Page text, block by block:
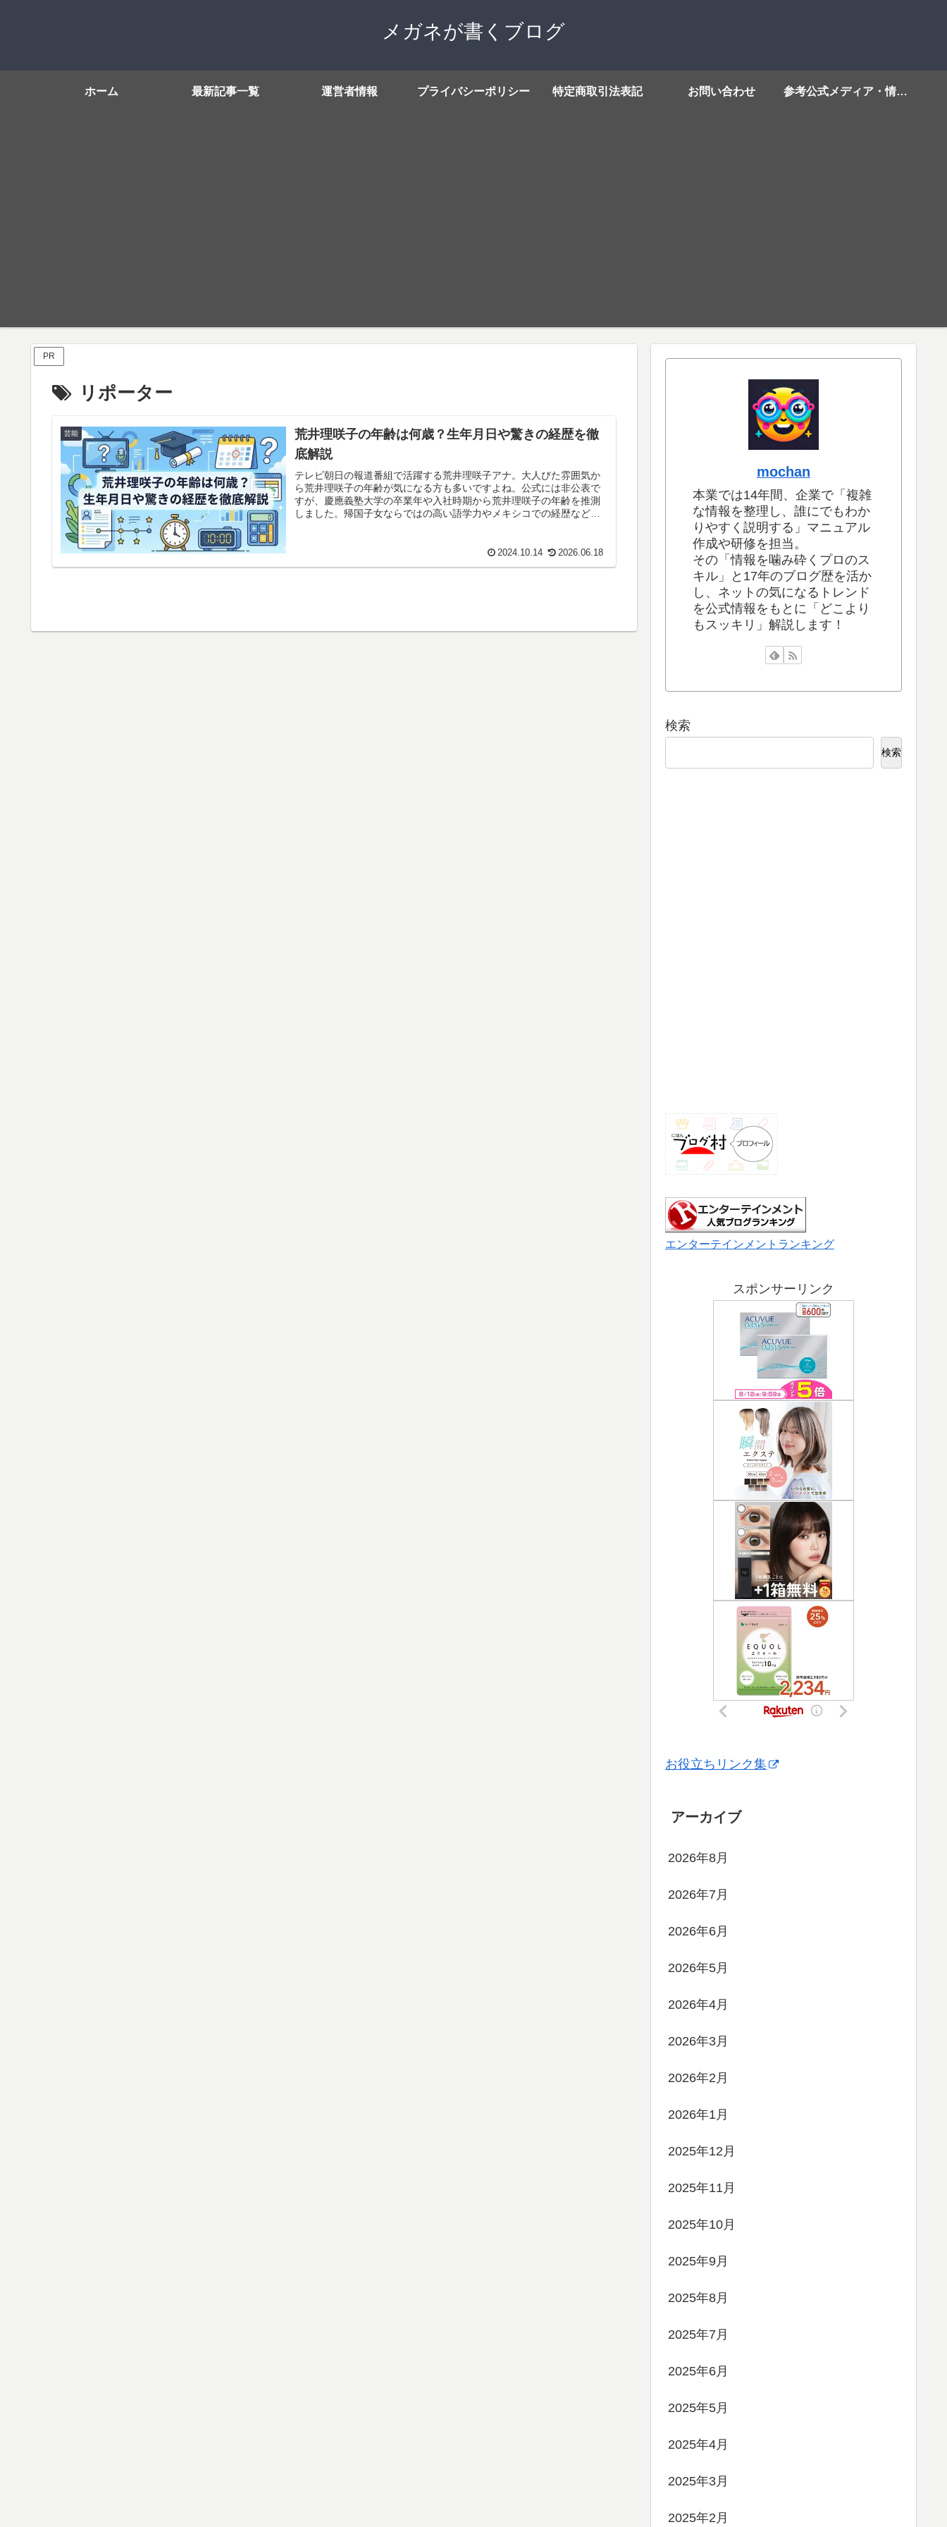
メガネが書くブログ
ホーム 最新記事一覧 運営者情報 プライバシーポリシー 特定商取引法表記 お問い合わせ 参考公式メディア・情報源リンク
PR
リポーター
芸能
荒井理咲子の年齢は何歳？生年月日や驚きの経歴を徹
底解説
テレビ朝日の報道番組で活躍する荒井理咲子アナ。大人びた雰囲気か
ら荒井理咲子の年齢が気になる方も多いですよね。公式には非公表で
すが、慶應義塾大学の卒業年や入社時期から荒井理咲子の年齢を推測
しました。帰国子女ならではの高い語学力やメキシコでの経歴など、
2024.10.14 2026.06.18
mochan
本業では14年間、企業で「複雑
な情報を整理し、誰にでもわか
りやすく説明する」マニュアル
作成や研修を担当。
その「情報を噛み砕くプロのス
キル」と17年のブログ歴を活か
し、ネットの気になるトレンド
を公式情報をもとに「どこより
もスッキリ」解説します！
検索
検索
エンターテインメントランキング
スポンサーリンク
お役立ちリンク集
アーカイブ
2026年8月
2026年7月
2026年6月
2026年5月
2026年4月
2026年3月
2026年2月
2026年1月
2025年12月
2025年11月
2025年10月
2025年9月
2025年8月
2025年7月
2025年6月
2025年5月
2025年4月
2025年3月
2025年2月